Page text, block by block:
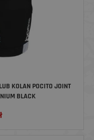
KOLAN POCITO JOINT
BLACK